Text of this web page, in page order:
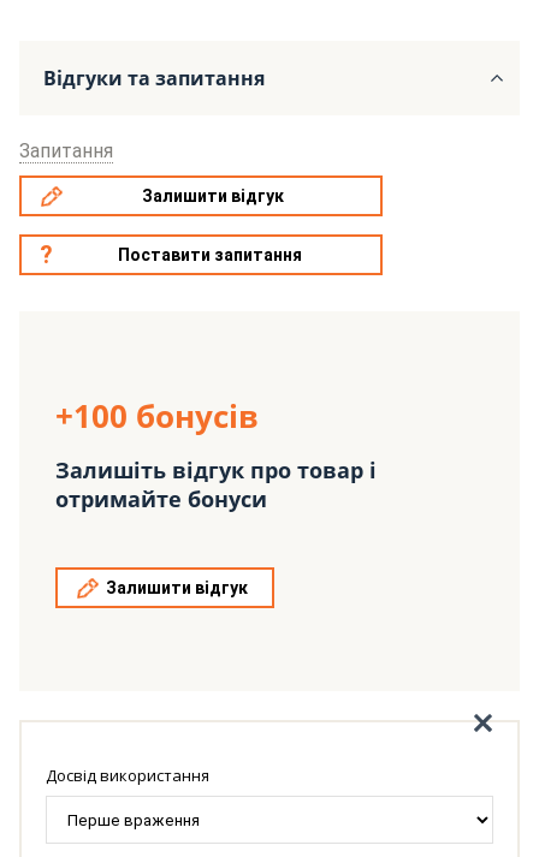
Відгуки та запитання
Запитання
Залишити відгук
Поставити запитання
+100 бонусів
Залишіть відгук про товар і
отримайте бонуси
Залишити відгук
Досвід використання